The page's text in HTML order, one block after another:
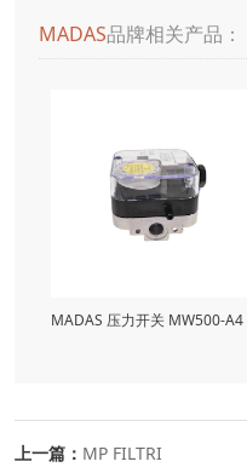
MADAS品牌相关产品：
MADAS 压力开关 MW500-A4
上一篇： MP FILTRI